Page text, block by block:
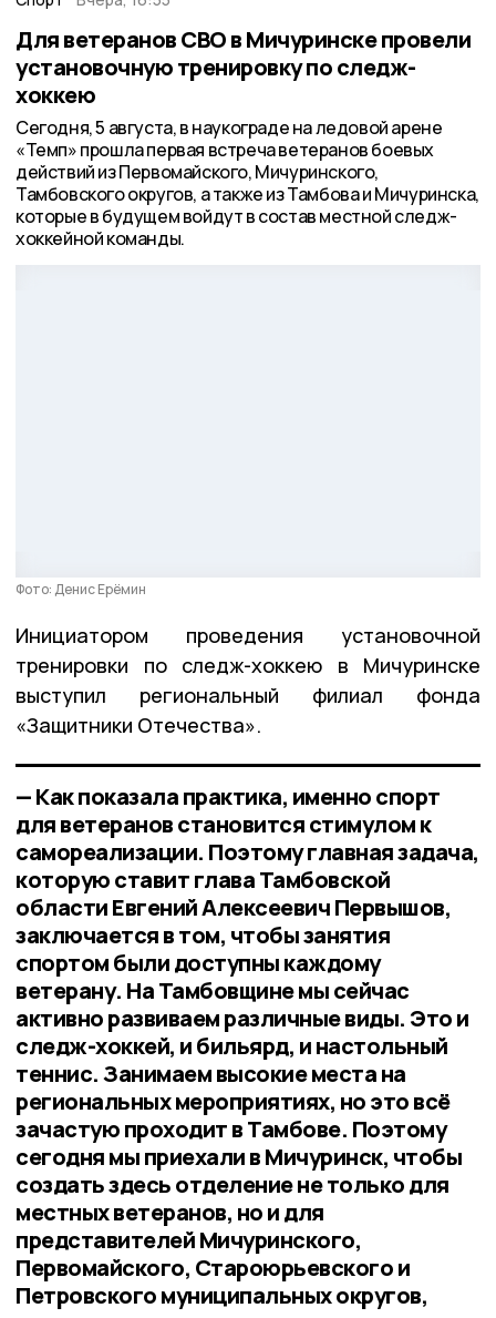
Для ветеранов СВО в Мичуринске провели
установочную тренировку по следж-
хоккею
Сегодня, 5 августа, в наукограде на ледовой арене
«Темп» прошла первая встреча ветеранов боевых
действий из Первомайского, Мичуринского,
Тамбовского округов, а также из Тамбова и Мичуринска,
которые в будущем войдут в состав местной следж-
хоккейной команды.
Фото: Денис Ерёмин
Инициатором проведения установочной
тренировки по следж-хоккею в Мичуринске
выступил региональный филиал фонда
«Защитники Отечества».
— Как показала практика, именно спорт
для ветеранов становится стимулом к
самореализации. Поэтому главная задача,
которую ставит глава Тамбовской
области Евгений Алексеевич Первышов,
заключается в том, чтобы занятия
спортом были доступны каждому
ветерану. На Тамбовщине мы сейчас
активно развиваем различные виды. Это и
следж-хоккей, и бильярд, и настольный
теннис. Занимаем высокие места на
региональных мероприятиях, но это всё
зачастую проходит в Тамбове. Поэтому
сегодня мы приехали в Мичуринск, чтобы
создать здесь отделение не только для
местных ветеранов, но и для
представителей Мичуринского,
Первомайского, Староюрьевского и
Петровского муниципальных округов,